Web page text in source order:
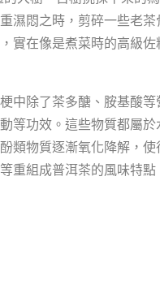
濕悶之時，剪碎一些老茶
實在像是煮菜時的高級佐
中除了茶多醣、胺基酸等
等功效。這些物質都屬於
類物質逐漸氧化降解，使
重組成普洱茶的風味特點